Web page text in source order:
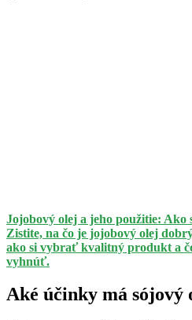
Jojobový olej a jeho použitie: Ako
Zistite, na čo je jojobový olej
ako si vybrať kvalitný produkt a
vyhnúť.
Aké účinky má sójový